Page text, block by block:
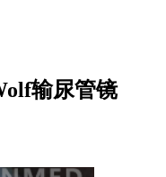
输尿管镜